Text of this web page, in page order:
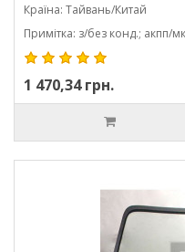
Країна: Тайвань/Китай
1 470,34 грн.